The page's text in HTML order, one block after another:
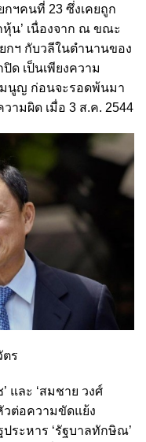
ฯคนที่ 23 ซึ่งเคยถูก
น’ เนื่องจาก ณ ขณะ
กฯ กับวลีในตำนานของ
ด เป็นเพียงความ
มนูญ ก่อนจะรอดพ้นมา
ามผิด เมื่อ 3 ส.ค. 2544
ร
และ ‘สมชาย วงศ์
วต่อความขัดแย้ง
ระหาร ‘รัฐบาลทักษิณ’